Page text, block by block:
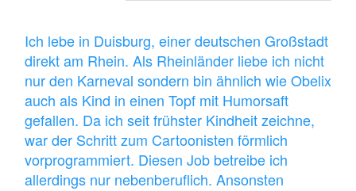
Ich lebe in Duisburg, einer deutschen Großstadt
direkt am Rhein. Als Rheinländer liebe ich nicht
nur den Karneval sondern bin ähnlich wie Obelix
auch als Kind in einen Topf mit Humorsaft
gefallen. Da ich seit frühster Kindheit zeichne,
war der Schritt zum Cartoonisten förmlich
vorprogrammiert. Diesen Job betreibe ich
allerdings nur nebenberuflich. Ansonsten